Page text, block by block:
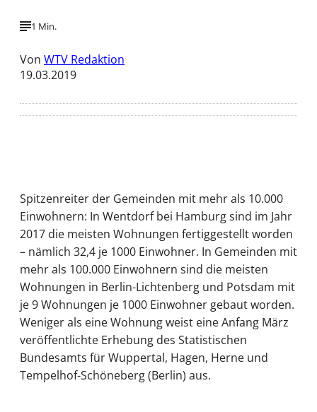
1 Min.
Von WTV Redaktion
19.03.2019
Spitzenreiter der Gemeinden mit mehr als 10.000
Einwohnern: In Wentdorf bei Hamburg sind im Jahr
2017 die meisten Wohnungen fertiggestellt worden
– nämlich 32,4 je 1000 Einwohner. In Gemeinden mit
mehr als 100.000 Einwohnern sind die meisten
Wohnungen in Berlin-Lichtenberg und Potsdam mit
je 9 Wohnungen je 1000 Einwohner gebaut worden.
Weniger als eine Wohnung weist eine Anfang März
veröffentlichte Erhebung des Statistischen
Bundesamts für Wuppertal, Hagen, Herne und
Tempelhof-Schöneberg (Berlin) aus.